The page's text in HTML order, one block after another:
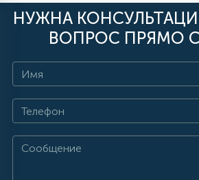
НУЖНА
ВОПРОС ПРЯМО